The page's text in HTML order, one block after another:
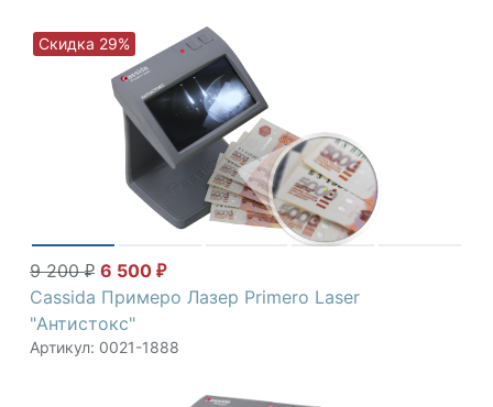
docash | cassida
9 200₽ 6 500 ₽
Cassida Примеро Лазер Primero Laser
"Антистокс"
Артикул: 0021-1888
Скидка 29%